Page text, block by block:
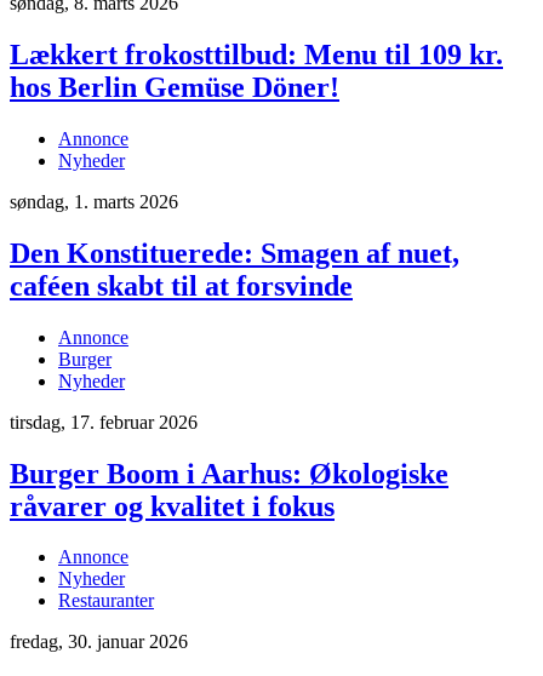
Lækkert frokosttilbud: Menu til 109 kr.
hos Berlin Gemüse Döner!
Annonce
Nyheder
søndag, 1. marts 2026
Den Konstituerede: Smagen af nuet,
caféen skabt til at forsvinde
Annonce
Burger
Nyheder
tirsdag, 17. februar 2026
Burger Boom i Aarhus: Økologiske
råvarer og kvalitet i fokus
Annonce
Nyheder
Restauranter
fredag, 30. januar 2026